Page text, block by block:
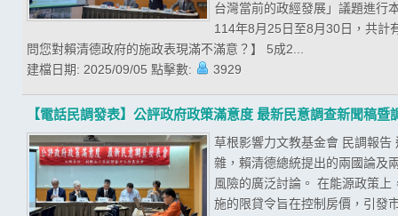
台灣當前的政經發展」議題進行
114年8月25日至8月30日，共計
問您對賴清德政府的施政表現滿不滿意？】 5成2...
建檔日期: 2025/09/05 點擊數: 3929
【電話民調發表】公評政府政策滿意度 最新民意調查新聞稿暨
草根影響力文教基金會 民調報
雜，賴清德總統提出的兩國論及
風險的廣泛討論。 在能源政策
施的限貸令旨在控制房價，引發